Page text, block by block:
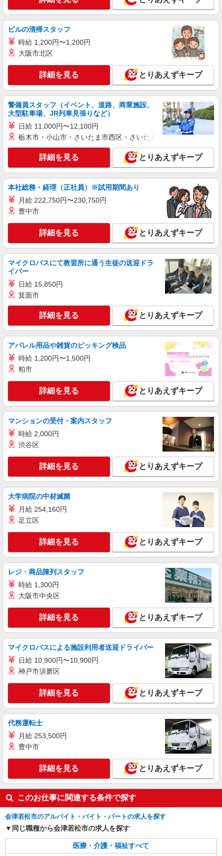
キープ 詳細を見る
派遣社員
株式会社kotrio /●SD-H-1975317
会津若松市｜小さなグループホームで家事や生
活のサポート！
時給1350円〜2062円 ＜日払い有/週払い有/交
通費全支給(ガソリン代含む)＞
会津若松市 その他多数
キープ 詳細を見る
株式会社kotrio /●SD-H-2001787
活動支援メインで負担少なめ＊障がい者デイサ
ービスの支援員＊
時給1350円〜2062円 ＜日払い有/週払い有/交
通費全支給(ガソリン代含む)＞
詳細を見る
派遣社員
株式会社kotrio /●SD-H-2066286
≪会津若松市≫日勤のみ＆残業ナシ！お迎えに
時給1350円〜2062円 ＜日払い有/週払い有/交
通費全支給(ガソリン代含む)＞
会津若松市 その他多数
キープ 詳細を見る
派遣社員
株式会社kotrio /●SD-H-1975391
会津若松｜シニア向けマンションでの生活サポ
ート・フロアの巡回
時給1350円〜2062円 ＜日払い有/週払い有/交
通費全支給(ガソリン代含む)＞
詳細を見る
派遣社員
株式会社kotrio /●SD-H-1975354
会津若松市｜リハビリ補助などのデイサービス
STAFF♪未経験OK
時給1350円〜2062円 ＜日払い有/週払い有/交
通費全支給(ガソリン代含む)＞
会津若松市 その他多数
キープ 詳細を見る
派遣社員
株式会社kotrio /●SD-H-1909125
会津若松市▼綺麗なサ高住で生活ケア▼清掃や
フロアの巡回など
時給1350円〜2062円 ＜日払い有/週払い有/交
通費全支給(ガソリン代含む)＞
会津若松市 その他多数
詳細を見る
株式会社kotrio /●SD-H-1983820
<会津若松市>高時給&シフト柔軟でいいとこ取
り♪サ高住の補助
時給1350円〜2062円 ＜日払い有/週払い有/交
会津若松市 その他多数
キープ 詳細を見る
ビルの清掃スタッフ
時給 1,200円〜1,200円
大阪市北区
詳細を見る とりあえずキープ
警備員スタッフ（イベント、道路、商業施設、
大型駐車場、JR列車見張りなど）
日給 11,000円〜12,100円
栃木市・小山市・さいたま市西区・さいたま市岩槻区・久喜市・
詳細を見る とりあえずキープ
本社総務・経理（正社員）※試用期間あり
月給 222,750円〜230,750円
豊中市
詳細を見る とりあえずキープ
マイクロバスにて教習所に通う生徒の送迎ドラ
イバー
日給 15,850円
箕面市
詳細を見る とりあえずキープ
アパレル用品や雑貨のピッキング検品
時給 1,200円〜1,500円
柏市
詳細を見る とりあえずキープ
マンションの受付・案内スタッフ
時給 2,000円
渋谷区
詳細を見る とりあえずキープ
大学病院の中材滅菌
月給 254,160円
足立区
詳細を見る とりあえずキープ
レジ・商品陳列スタッフ
時給 1,300円
大阪市中央区
詳細を見る とりあえずキープ
マイクロバスによる施設利用者送迎ドライバー
日給 10,900円〜10,900円
神戸市須磨区
詳細を見る とりあえずキープ
代務運転士
月給 253,500円
豊中市
詳細を見る とりあえずキープ
このお仕事に関連する条件で探す
会津若松市のアルバイト・バイト・パートの求人を探す
同じ職種から会津若松市の求人を探す
医療・介護・福祉すべて